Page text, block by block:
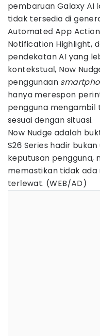
pembaruan Galaxy AI
tidak tersedia di
Automated App
Notification Highlight,
pendekatan AI yang
kontekstual, Now
penggunaan
hanya merespon
pengguna mengambil
sesuai dengan situasi.
Now Nudge adalah
S26 Series hadir
keputusan pengguna,
memastikan tidak
terlewat. (WEB/AD)